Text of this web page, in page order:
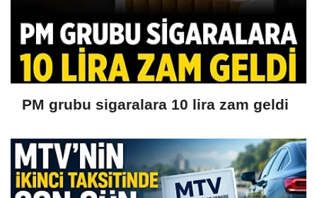
PM grubu sigaralara 10 lira zam geldi